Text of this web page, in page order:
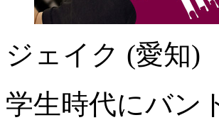
ジェイク (愛知)
学生時代にバン